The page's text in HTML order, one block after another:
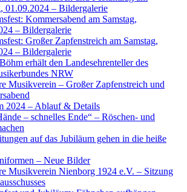
01.09.2024 – Bildergalerie
Kommersabend am Samstag,
– Bildergalerie
Großer Zapfenstreich am Samstag,
– Bildergalerie
erhält den Landesehrenteller des
NRW
Musikverein – Großer Zapfenstreich und
2024 – Ablauf & Details
– schnelles Ende“ – Röschen- und
auf das Jubiläum gehen in die heiße
– Neue Bilder
Musikverein Nienborg 1924 e.V. – Sitzung